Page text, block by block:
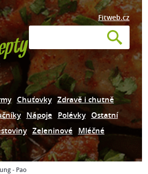
Fitweb.cz
Chuťovky Zdravě i chutně
Nápoje Polévky Ostatní
Zeleninové Mléčné
- Pao